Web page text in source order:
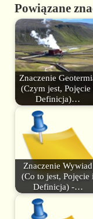
Powiązane
Znaczenie
(Czym jest, Pojęcie
Definicja)…
Znaczenie Wywiad
(Co to jest, Pojęcie i
Definicja) -…